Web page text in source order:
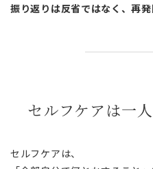
振り返りは反省ではなく、再
セルフケアは一
セルフケアは、